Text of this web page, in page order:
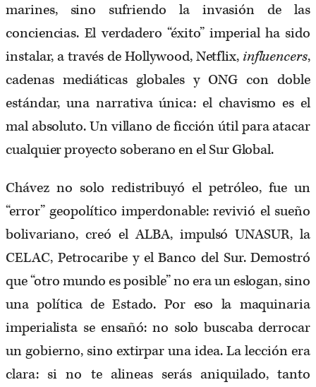
marines, sino sufriendo la invasión de las
conciencias. El verdadero “éxito” imperial ha sido
instalar, a través de Hollywood, Netflix, influencers,
cadenas mediáticas globales y ONG con doble
estándar, una narrativa única: el chavismo es el
mal absoluto. Un villano de ficción útil para atacar
cualquier proyecto soberano en el Sur Global.
Chávez no solo redistribuyó el petróleo, fue un
“error” geopolítico imperdonable: revivió el sueño
bolivariano, creó el ALBA, impulsó UNASUR, la
CELAC, Petrocaribe y el Banco del Sur. Demostró
que “otro mundo es posible” no era un eslogan, sino
una política de Estado. Por eso la maquinaria
imperialista se ensañó: no solo buscaba derrocar
un gobierno, sino extirpar una idea. La lección era
clara: si no te alineas serás aniquilado, tanto